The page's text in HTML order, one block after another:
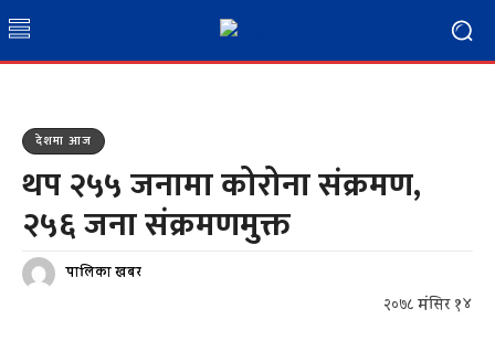
देशमा आज
थप २५५ जनामा कोरोना संक्रमण,
२५६ जना संक्रमणमुक्त
पालिका खबर
२०७८ मंसिर १४